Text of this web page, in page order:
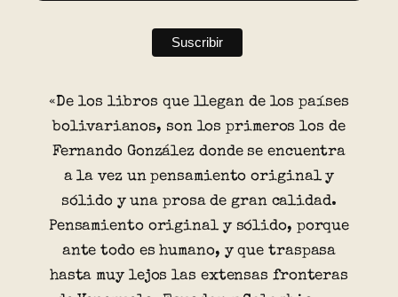
«De los libros que llegan de los países
bolivarianos, son los primeros los de
Fernando González donde se encuentra
a la vez un pensamiento original y
sólido y una prosa de gran calidad.
Pensamiento original y sólido, porque
ante todo es humano, y que traspasa
hasta muy lejos las extensas fronteras